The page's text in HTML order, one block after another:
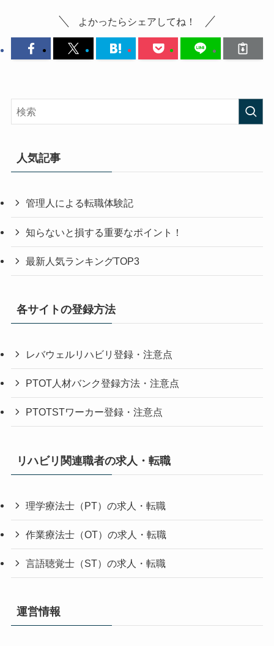
よかったらシェアしてね！
人気記事
管理人による転職体験記
知らないと損する重要なポイント！
最新人気ランキングTOP3
各サイトの登録方法
レバウェルリハビリ登録・注意点
PTOT人材バンク登録方法・注意点
PTOTSTワーカー登録・注意点
リハビリ関連職者の求人・転職
理学療法士（PT）の求人・転職
作業療法士（OT）の求人・転職
言語聴覚士（ST）の求人・転職
運営情報